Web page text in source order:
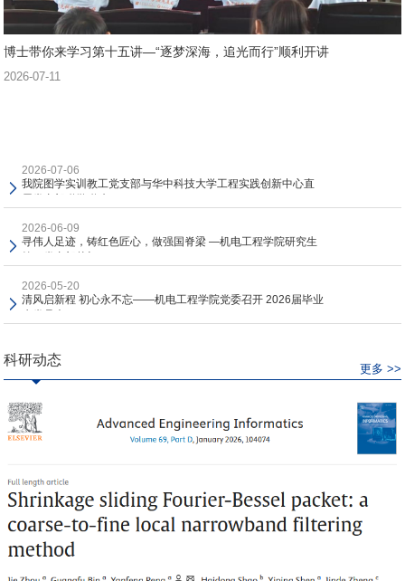
博士带你来学习第十五讲—“逐梦深海，追光而行”顺利开讲
2026-07-11
2026-07-06
我院图学实训教工党支部与华中科技大学工程实践创新中心直
属党支部联学联建...
2026-06-09
寻伟人足迹，铸红色匠心，做强国脊梁 —机电工程学院研究生
第一党支部赴韶...
2026-05-20
清风启新程 初心永不忘——机电工程学院党委召开 2026届毕业
生党员大...
更多 >>
科研动态